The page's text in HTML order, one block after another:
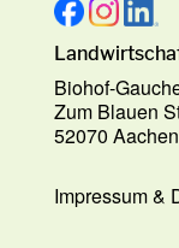
Biohof-
Zum Blauen
52070 Aachen
Impressum&